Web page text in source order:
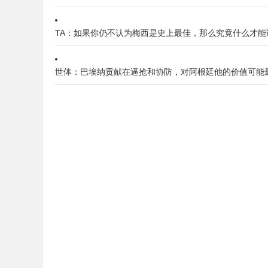
TA：如果你仍不认为梅西是史上最佳，那么究竟什么才能
世体：巴埃纳贡献在逼抢和协防，对阿根廷他的价值可能